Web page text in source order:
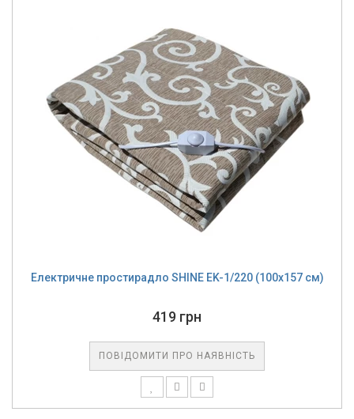
Електричне простирадло SHINE EK-1/220 (100x157 см)
419 грн
ПОВІДОМИТИ ПРО НАЯВНІСТЬ